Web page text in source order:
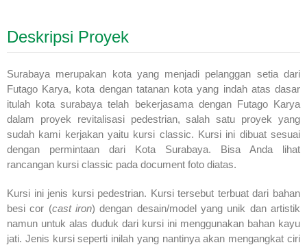
Deskripsi Proyek
Surabaya merupakan kota yang menjadi pelanggan setia dari
Futago Karya, kota dengan tatanan kota yang indah atas dasar
itulah kota surabaya telah bekerjasama dengan Futago Karya
dalam proyek revitalisasi pedestrian, salah satu proyek yang
sudah kami kerjakan yaitu kursi classic. Kursi ini dibuat sesuai
dengan permintaan dari Kota Surabaya. Bisa Anda lihat
rancangan kursi classic pada document foto diatas.
Kursi ini jenis kursi pedestrian. Kursi tersebut terbuat dari bahan
besi cor (cast iron) dengan desain/model yang unik dan artistik
namun untuk alas duduk dari kursi ini menggunakan bahan kayu
jati. Jenis kursi seperti inilah yang nantinya akan mengangkat ciri